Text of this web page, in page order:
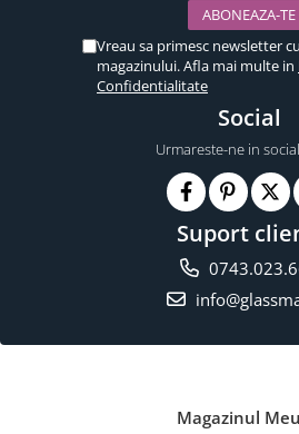
Vreau sa primesc newsletter
magazinului. Afla mai multe in
Confidentialitate
Social
Urmareste-ne in
Suport
Magazinul Meu